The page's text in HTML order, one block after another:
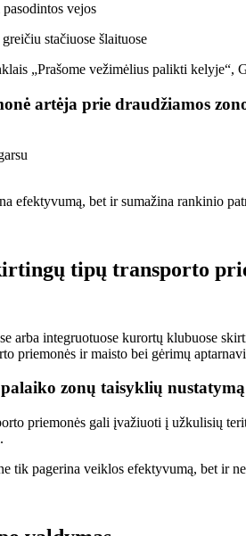
vejos
stačiuose šlaituose
„Prašome vežimėlius palikti
artėja prie draudžiamos
efektyvumą, bet ir sumažina rankinio
tipų transporto
arba integruotuose kurortų klubuose
priemonės ir maisto bei gėrimų
palaiko zonų taisyklių
priemonės gali įvažiuoti į užkulisių
tik pagerina veiklos efektyvumą, bet ir